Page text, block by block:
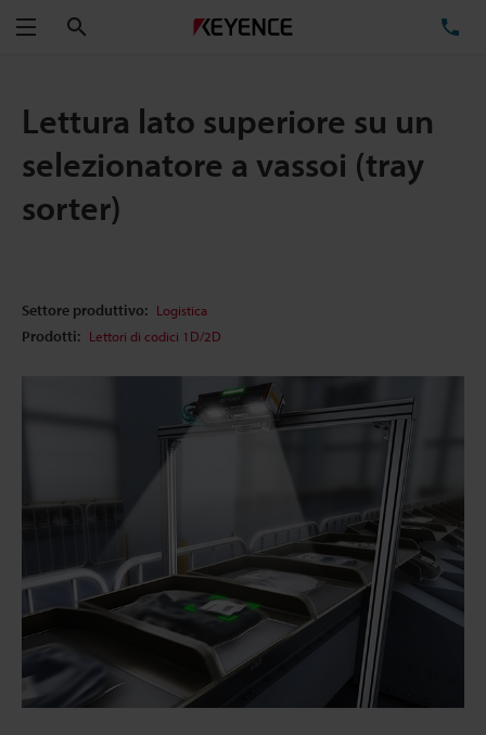
Menu
Lettura lato superiore su un
selezionatore a vassoi (tray
sorter)
Settore produttivo: Logistica
Prodotti: Lettori di codici 1D/2D